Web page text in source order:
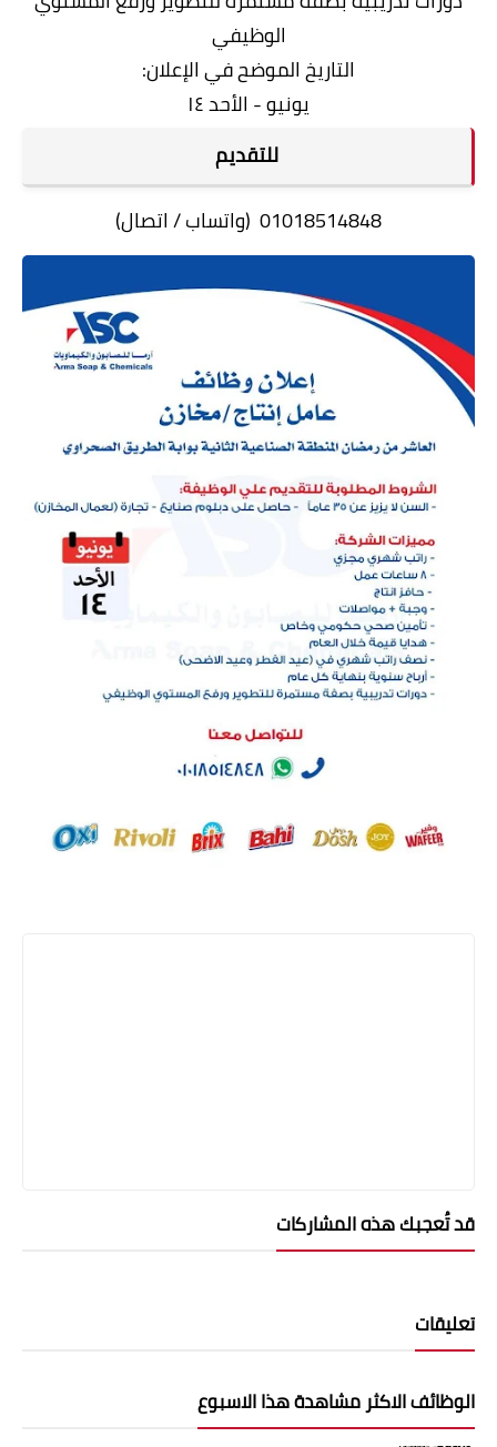
الوظيفي
التاريخ الموضح في الإعلان:
يونيو - الأحد ١٤
للتقديم
01018514848 (واتساب / اتصال)
قد تُعجبك هذه المشاركات
تعليقات
الوظائف الاكثر مشاهدة هذا الاسبوع